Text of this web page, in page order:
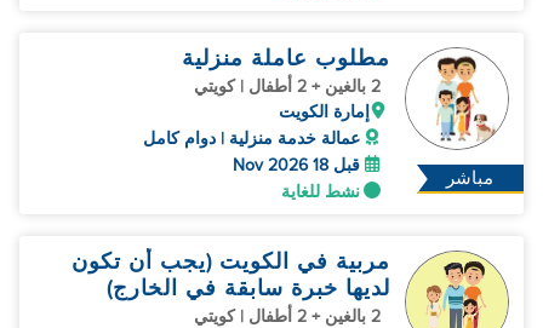
مباشر
مطلوب عاملة منزلية
2 بالغين + 2 أطفال | كويتي
إمارة الكويت
عمالة خدمة منزلية | دوام كامل
قبل 18 Nov 2026
نشط للغاية
مربية في الكويت (يجب أن تكون
لديها خبرة سابقة في الخارج)
2 بالغين + 2 أطفال | كويتي